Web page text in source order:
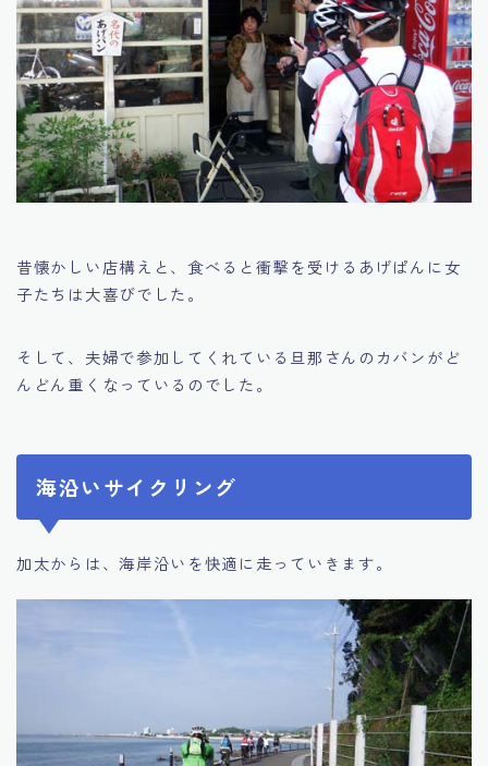
昔懐かしい店構えと、食べると衝撃を受けるあげぱんに女
子たちは大喜びでした。
そして、夫婦で参加してくれている旦那さんのカバンがど
んどん重くなっているのでした。
海沿いサイクリング
加太からは、海岸沿いを快適に走っていきます。